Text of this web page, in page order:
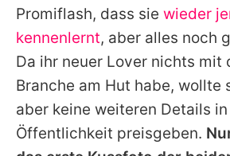
Utiq verwalten
Promiflash, dass sie wieder
kennenlernt, aber alles noch
Da ihr neuer Lover nichts mit
Branche am Hut habe, wollte
aber keine weiteren Details
Öffentlichkeit preisgeben.